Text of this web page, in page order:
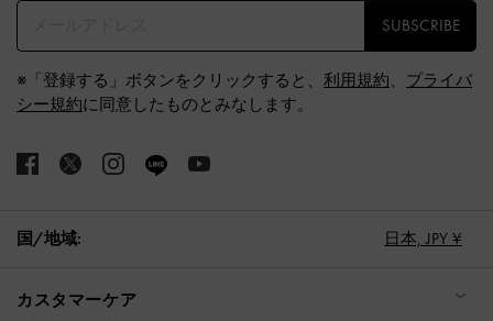
SUBSCRIBE
※「登録する」ボタンをクリックすると、 利用規約、 プライバ
シー規約に同意したものとみなします。
国/地域: 日本, JPY ¥
カスタマーケア